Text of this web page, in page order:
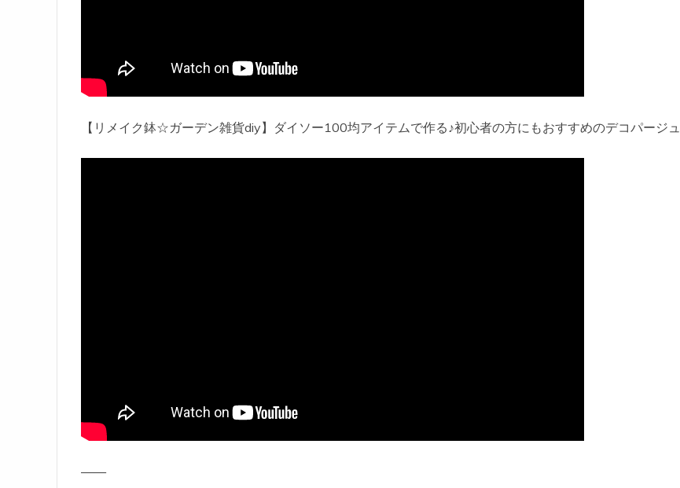
【リメイク鉢☆ガーデン雑貨diy】ダイソー100均アイテムで作る♪初心者の方にもおすすめのデコパージュ
——